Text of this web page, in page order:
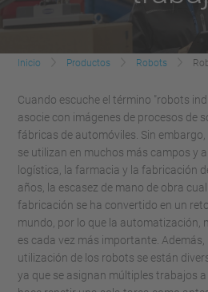
Inicio Productos Robots
Cuando escuche el término "robots
asocie con imágenes de procesos de
fábricas de automóviles. Sin
se utilizan en muchos más campos y
logística, la farmacia y la fabricación
años, la escasez de mano de obra
fabricación se ha convertido en un
mundo, por lo que la automatización,
es cada vez más importante. Además,
utilización de los robots se están
ya que se asignan múltiples trabajos